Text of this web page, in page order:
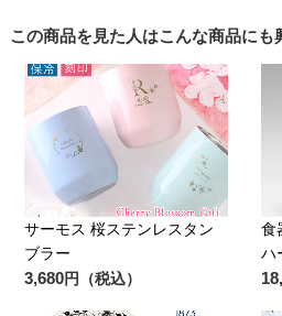
この商品を見た人はこんな商品にも
サーモス 桜ステンレスタン
ブラー
3,680円（税込）
食
ハ